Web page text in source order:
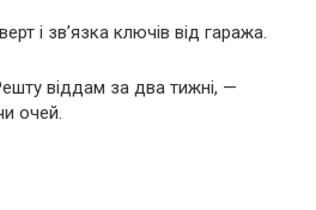
і зв’язка ключів від гаража.
віддам за два тижні, —
очей.